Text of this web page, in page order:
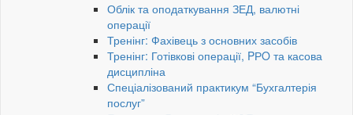
Облік та оподаткування ЗЕД, валютні
операції
Тренінг: Фахівець з основних засобів
Тренінг: Готівкові операції, PРO та касова
дисципліна
Спеціалізований практикум “Бухгалтерія
послуг”